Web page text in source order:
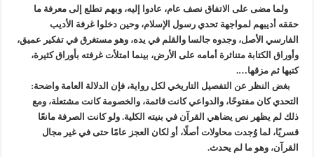
ولما مضى على الاتفاق نصف عام، عادوا إليه، وبهم تطلع إلى معرفة ما
حققه أديبهم لمواجهة تحدي رسول الإسلام، وحين دخلوا غرفة الأديب
الفارسي الأصل، وجدوه جالسا والقلم في يده، وهو مستغرق في تفكير عميق،
وأوراق الكتابة متناثرة أمامه على الأرض، بينما امتلأت غرفته بأوراق كثيرة،
كتبها ثم مزقها….
بغض النظر عن التفصيل التاريخي لكل رواية، فإن الدلالة العامة واضحة:
التحدي كان مفتوحًا، والدواعي كانت قائمة، والخصومة كانت مشتعلة، ومع
ذلك لم يظهر نص يضاهي القرآن في بنيته الكلية. ولو كانت الصرفة مانعًا
قسريًا، لما وُجدت محاولات أصلًا، أو لكان العجز عامًا حتى في غير مجال
القرآن، وهو ما لم يحدث.